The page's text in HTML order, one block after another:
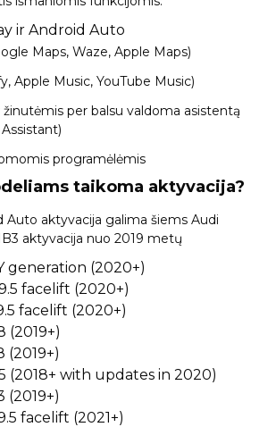
ir Android Auto
Maps, Waze, Apple Maps)
Apple Music, YouTube Music)
žinutėmis per balsu valdoma asistentą
programėlėmis
taikoma aktyvacija?
Auto aktyvacija galima šiems Audi
aktyvacija nuo 2019 metų
generation (2020+)
facelift (2020+)
facelift (2020+)
(2019+)
(2019+)
(2018+ with updates in 2020)
(2019+)
facelift (2021+)